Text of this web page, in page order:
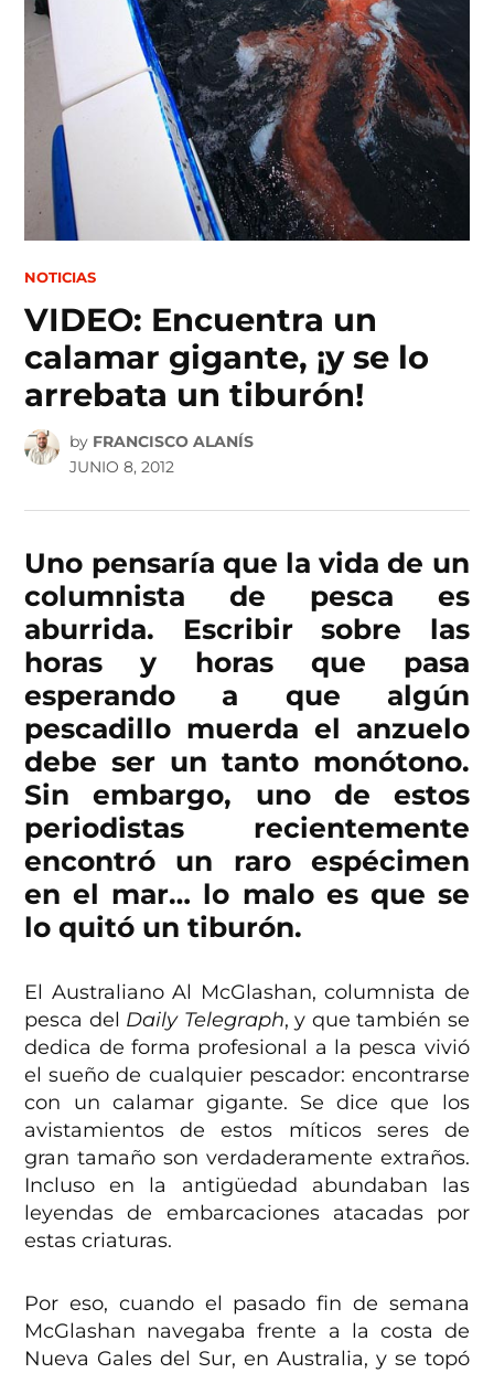
POSTED
NOTICIAS
VIDEO: Encuentra un
calamar gigante, ¡y se lo
arrebata un tiburón!
by FRANCISCO ALANÍS
JUNIO 8, 2012
Uno pensaría que la vida de un
columnista de pesca es
aburrida. Escribir sobre las
horas y horas que pasa
esperando a que algún
pescadillo muerda el anzuelo
debe ser un tanto monótono.
Sin embargo, uno de estos
periodistas recientemente
encontró un raro espécimen
en el mar… lo malo es que se
lo quitó un tiburón.
El Australiano Al McGlashan, columnista de
pesca del Daily Telegraph, y que también se
dedica de forma profesional a la pesca vivió
el sueño de cualquier pescador: encontrarse
con un calamar gigante. Se dice que los
avistamientos de estos míticos seres de
gran tamaño son verdaderamente extraños.
Incluso en la antigüedad abundaban las
leyendas de embarcaciones atacadas por
estas criaturas.
Por eso, cuando el pasado fin de semana
McGlashan navegaba frente a la costa de
Nueva Gales del Sur, en Australia, y se topó